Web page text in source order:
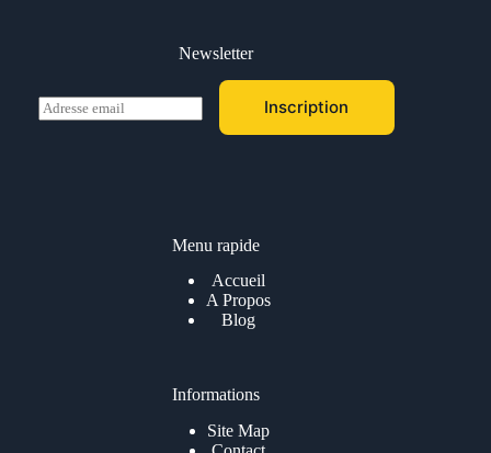
Newsletter
E
m
Inscription
Menu rapide
Accueil
A Propos
Blog
Informations
Site Map